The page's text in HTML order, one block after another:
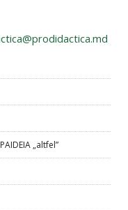
„altfel”